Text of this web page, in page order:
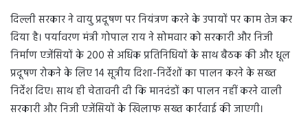
दिल्ली सरकार ने वायु प्रदूषण पर नियंत्रण करने के उपायों पर काम तेज कर
दिया है। पर्यावरण मंत्री गोपाल राय ने सोमवार को सरकारी और निजी
निर्माण एजेंसियों के 200 से अधिक प्रतिनिधियों के साथ बैठक की और धूल
प्रदूषण रोकने के लिए 14 सूत्रीय दिशा-निर्देशों का पालन करने के सख्त
निर्देश दिए। साथ ही चेतावनी दी कि मानदंडों का पालन नहीं करने वाली
सरकारी और निजी एजेंसियों के खिलाफ सख्त कार्रवाई की जाएगी।